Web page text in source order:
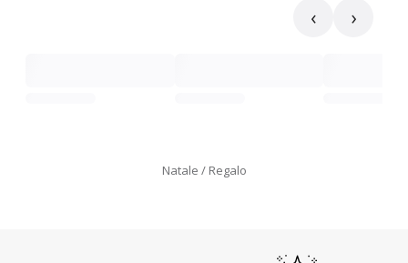
‹ ›
Natale Regalo